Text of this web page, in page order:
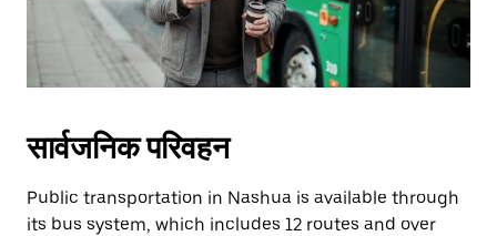
सार्वजनिक परिवहन
Public transportation in Nashua is available through
its bus system, which includes 12 routes and over